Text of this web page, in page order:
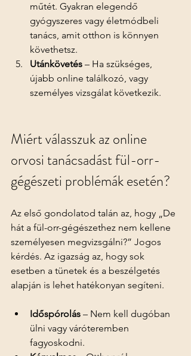
műtét. Gyakran elegendő
gyógyszeres vagy életmódbeli
tanács, amit otthon is könnyen
követhetsz.
Utánkövetés – Ha szükséges,
újabb online találkozó, vagy
személyes vizsgálat következik.
Miért válasszuk az online
orvosi tanácsadást fül-orr-
gégészeti problémák esetén?
Az első gondolatod talán az, hogy „De
hát a fül-orr-gégészethez nem kellene
személyesen megvizsgálni?” Jogos
kérdés. Az igazság az, hogy sok
esetben a tünetek és a beszélgetés
alapján is lehet hatékonyan segíteni.
Időspórolás – Nem kell dugóban
ülni vagy váróteremben
fagyoskodni.